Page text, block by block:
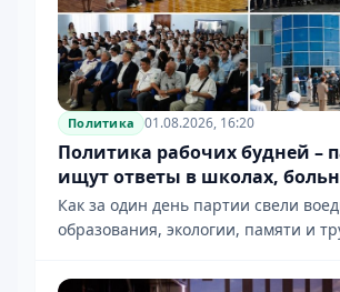
Политика 01.08.2026, 16:20
Политика рабочих будней –
ищут ответы в школах,
заводских цехах
Как за один день партии свели
образования, экологии, памяти и